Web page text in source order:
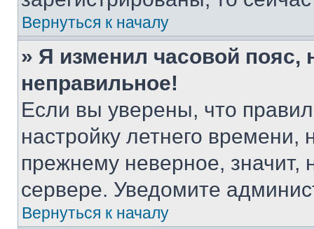
Вернуться к началу
» Я изменил часовой пояс,
неправильное!
Если вы уверены, что
настройку летнего
прежнему неверное, значит,
сервере. Уведомите
Вернуться к началу